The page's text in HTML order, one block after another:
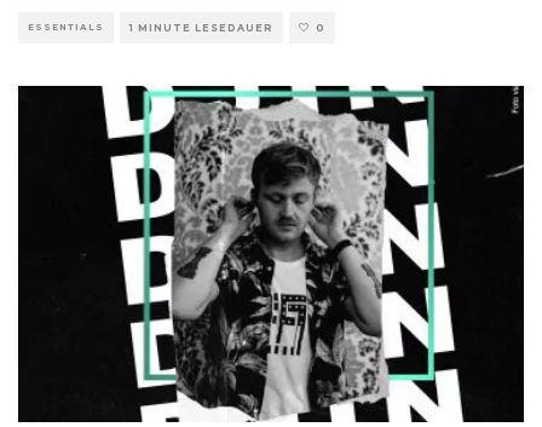
ESSENTIALS 1 MINUTE LESEDAUER 0